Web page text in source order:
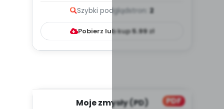
Szybki podglądstron: 2
Pobierz lub kup5.99zł
PDF
Moje zmysły (PD)